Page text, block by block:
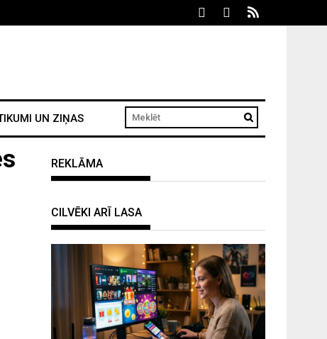
UN ZIŅAS
REKLĀMA
CILVĒKI ARĪ LASA